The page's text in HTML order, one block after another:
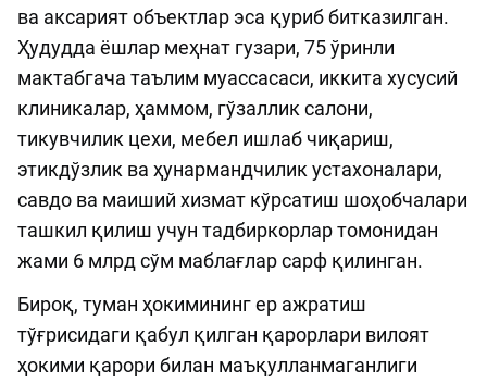
ва аксарият объектлар эса қуриб битказилган.
Ҳудудда ёшлар меҳнат гузари, 75 ўринли
мактабгача таълим муассасаси, иккита хусусий
клиникалар, ҳаммом, гўзаллик салони,
тикувчилик цехи, мебел ишлаб чиқариш,
этикдўзлик ва ҳунармандчилик устахоналари,
савдо ва маиший хизмат кўрсатиш шоҳобчалари
ташкил қилиш учун тадбиркорлар томонидан
жами 6 млрд сўм маблағлар сарф қилинган.
Бироқ, туман ҳокимининг ер ажратиш
тўғрисидаги қабул қилган қарорлари вилоят
ҳокими қарори билан маъқулланмаганлиги